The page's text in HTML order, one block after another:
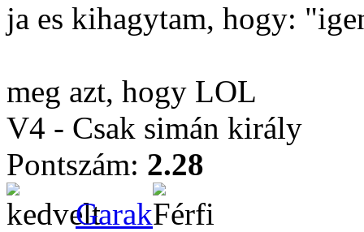
ja es kihagytam, hogy:
meg azt, hogy LOL
V4 - Csak simán király
Pontszám: 2.28
Garak